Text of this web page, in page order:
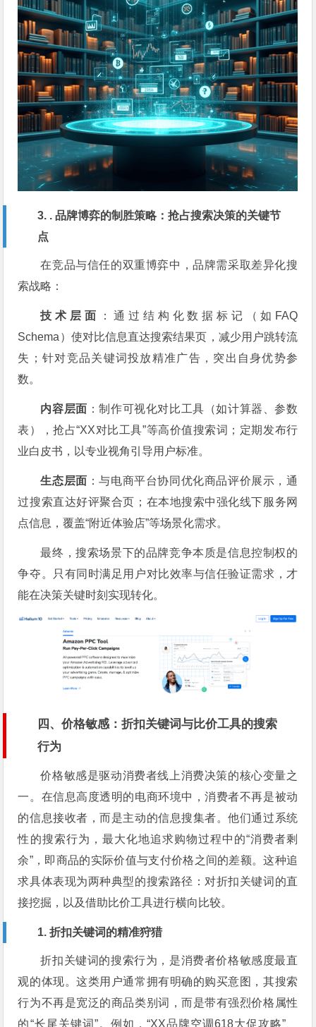
3. . 品牌博弈的制胜策略：抢占搜索决策的关键节
点
在竞品与信任的双重博弈中，品牌需采取差异化搜
索战略：
技术层面
：通过结构化数据标记（如FAQ
Schema）使对比信息直达搜索结果页，减少用户跳转流
失；针对竞品关键词投放精准广告，突出自身优势参
数。
内容层面 ：制作可视化对比工具（如计算器、参数
表），抢占“XX对比工具”等高价值搜索词；定期发布行
业白皮书，以专业视角引导用户标准。
生态层面 ：与电商平台协同优化商品评价展示，通
过搜索直达好评聚合页；在本地搜索中强化线下服务网
点信息，覆盖“附近体验店”等场景化需求。
最终，搜索场景下的品牌竞争本质是信息控制权的
争夺。只有同时满足用户对比效率与信任验证需求，才
能在决策关键时刻实现转化。
四、价格敏感：折扣关键词与比价工具的搜索
行为
价格敏感是驱动消费者线上消费决策的核心变量之
一。在信息高度透明的电商环境中，消费者不再是被动
的信息接收者，而是主动的信息搜集者。他们通过系统
性的搜索行为，最大化地追求购物过程中的“消费者剩
余”，即商品的实际价值与支付价格之间的差额。这种追
求具体表现为两种典型的搜索路径：对折扣关键词的直
接挖掘，以及借助比价工具进行横向比较。
1. 折扣关键词的精准狩猎
折扣关键词的搜索行为，是消费者价格敏感度最直
观的体现。这类用户通常拥有明确的购买意图，其搜索
行为不再是宽泛的商品类别词，而是带有强烈价格属性
的“长尾关键词”。例如，“XX品牌空调618大促攻略”、